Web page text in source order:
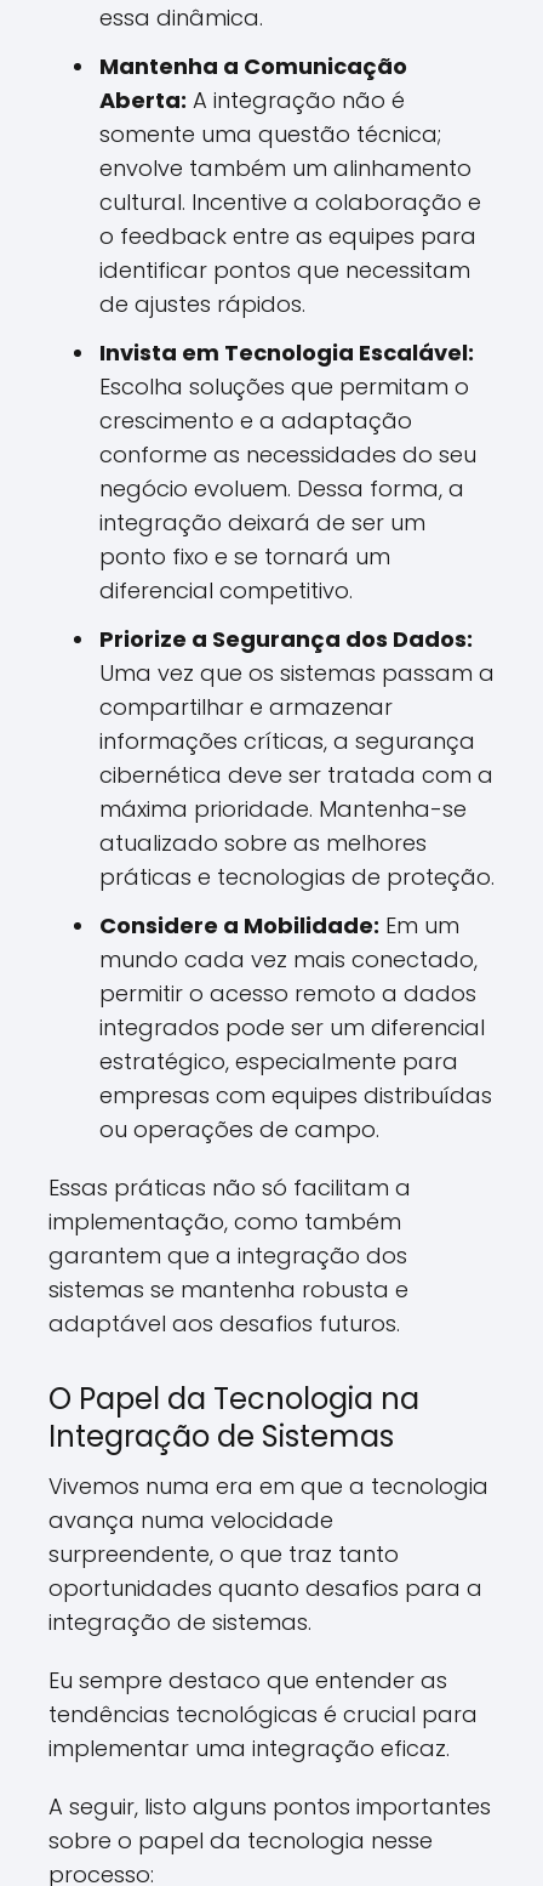
essa dinâmica.
Mantenha a Comunicação
Aberta: A integração não é
somente uma questão técnica;
envolve também um alinhamento
cultural. Incentive a colaboração e
o feedback entre as equipes para
identificar pontos que necessitam
de ajustes rápidos.
Invista em Tecnologia Escalável:
Escolha soluções que permitam o
crescimento e a adaptação
conforme as necessidades do seu
negócio evoluem. Dessa forma, a
integração deixará de ser um
ponto fixo e se tornará um
diferencial competitivo.
Priorize a Segurança dos Dados:
Uma vez que os sistemas passam a
compartilhar e armazenar
informações críticas, a segurança
cibernética deve ser tratada com a
máxima prioridade. Mantenha-se
atualizado sobre as melhores
práticas e tecnologias de proteção.
Considere a Mobilidade: Em um
mundo cada vez mais conectado,
permitir o acesso remoto a dados
integrados pode ser um diferencial
estratégico, especialmente para
empresas com equipes distribuídas
ou operações de campo.
Essas práticas não só facilitam a
implementação, como também
garantem que a integração dos
sistemas se mantenha robusta e
adaptável aos desafios futuros.
O Papel da Tecnologia na
Integração de Sistemas
Vivemos numa era em que a tecnologia
avança numa velocidade
surpreendente, o que traz tanto
oportunidades quanto desafios para a
integração de sistemas.
Eu sempre destaco que entender as
tendências tecnológicas é crucial para
implementar uma integração eficaz.
A seguir, listo alguns pontos importantes
sobre o papel da tecnologia nesse
processo: